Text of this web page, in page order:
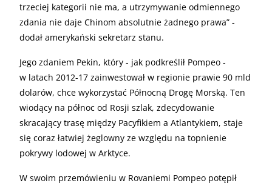
trzeciej kategorii nie ma, a utrzymywanie odmiennego
zdania nie daje Chinom absolutnie żadnego prawa” -
dodał amerykański sekretarz stanu.
Jego zdaniem Pekin, który - jak podkreślił Pompeo -
w latach 2012-17 zainwestował w regionie prawie 90 mld
dolarów, chce wykorzystać Północną Drogę Morską. Ten
wiodący na północ od Rosji szlak, zdecydowanie
skracający trasę między Pacyfikiem a Atlantykiem, staje
się coraz łatwiej żeglowny ze względu na topnienie
pokrywy lodowej w Arktyce.
W swoim przemówieniu w Rovaniemi Pompeo potępił